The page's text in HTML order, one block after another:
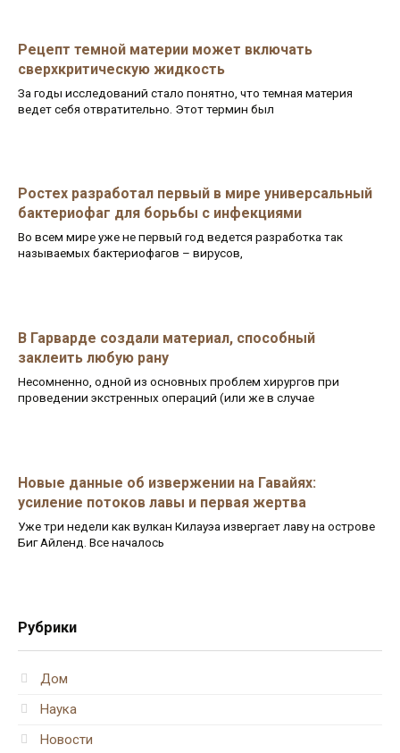
Рецепт темной материи может включать
сверхкритическую жидкость
За годы исследований стало понятно, что темная материя
ведет себя отвратительно. Этот термин был
Ростех разработал первый в мире универсальный
бактериофаг для борьбы с инфекциями
Во всем мире уже не первый год ведется разработка так
называемых бактериофагов – вирусов,
В Гарварде создали материал, способный
заклеить любую рану
Несомненно, одной из основных проблем хирургов при
проведении экстренных операций (или же в случае
Новые данные об извержении на Гавайях:
усиление потоков лавы и первая жертва
Уже три недели как вулкан Килауэа извергает лаву на острове
Биг Айленд. Все началось
Рубрики
Дом
Наука
Новости